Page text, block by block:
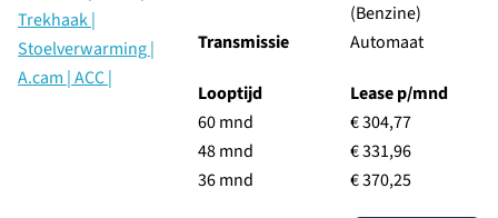
(Benzine)
Transmissie
Automaat
Looptijd
60 mnd
48 mnd
36 mnd
Lease p/mnd
€ 304,77
€ 331,96
€ 370,25